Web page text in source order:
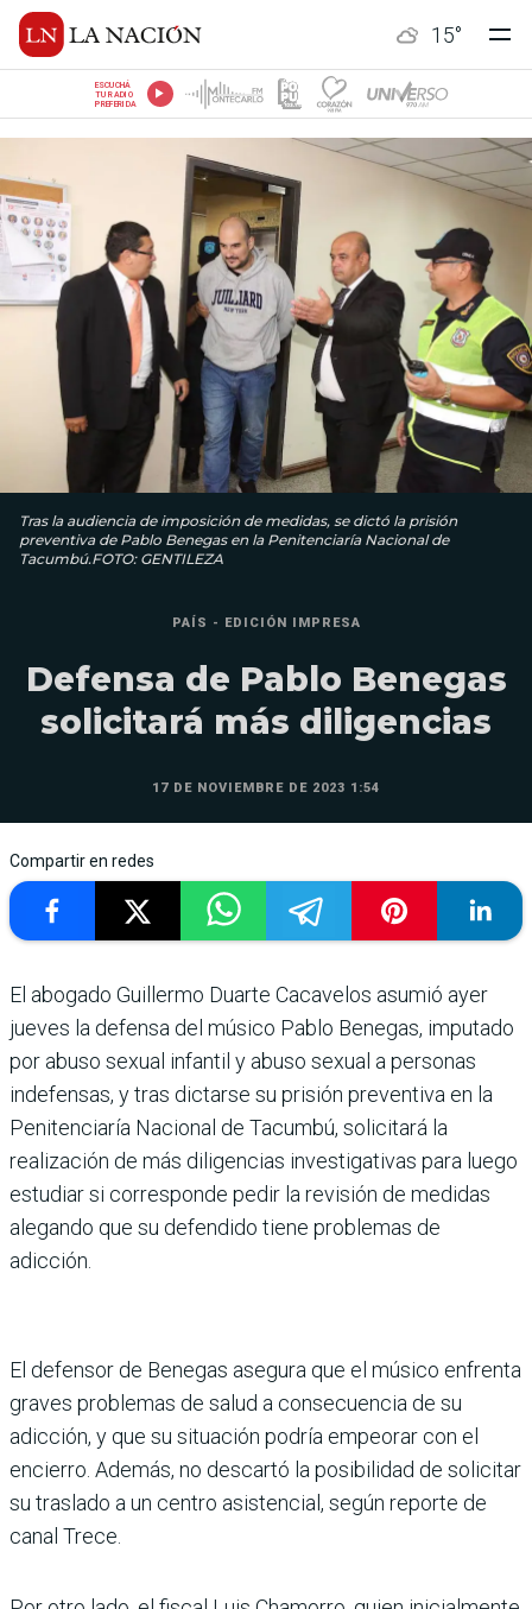
15°
ESCUCHÁ
TU RADIO
PREFERIDA
Tras la audiencia de imposición de medidas, se dictó la prisión
preventiva de Pablo Benegas en la Penitenciaría Nacional de
Tacumbú.FOTO: GENTILEZA
PAÍS - EDICIÓN IMPRESA
Defensa de Pablo Benegas
solicitará más diligencias
17 DE NOVIEMBRE DE 2023 1:54
Compartir en redes
El abogado Guillermo Duarte Cacavelos asumió ayer
jueves la defensa del músico Pablo Benegas, imputado
por abuso sexual infantil y abuso sexual a personas
indefensas, y tras dictarse su prisión preventiva en la
Penitenciaría Nacio­nal de Tacumbú, solicitará la
realización de más dili­gencias investigativas para luego
estudiar si corresponde pedir la revisión de medidas
alegando que su defendido tiene problemas de
adicción.
El defensor de Benegas ase­gura que el músico enfrenta
graves problemas de salud a consecuencia de su
adicción, y que su situación podría empeorar con el
encierro. Además, no descartó la posi­bilidad de solicitar
su traslado a un centro asistencial, según reporte de
canal Trece.